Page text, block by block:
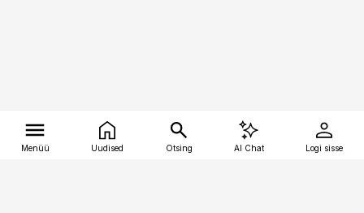
Menüü Uudised Otsing AI Chat Logi sisse